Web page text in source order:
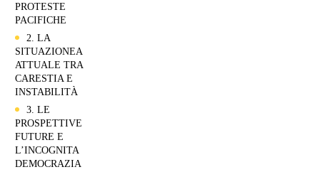
PROTESTE
PACIFICHE
2. LA
SITUAZIONEA
ATTUALE TRA
CARESTIA E
INSTABILITÀ
3. LE
PROSPETTIVE
FUTURE E
L’INCOGNITA
DEMOCRAZIA